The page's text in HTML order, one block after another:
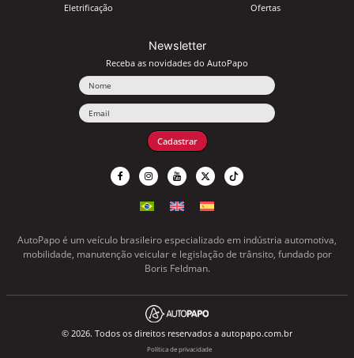
Eletrificação Ofertas
Newsletter
Receba as novidades do AutoPapo
Cadastrar
AutoPapo é um veículo brasileiro especializado em indústria automotiva,
mobilidade, manutenção veicular e legislação de trânsito, fundado por
Boris Feldman.
© 2026. Todos os direitos reservados a autopapo.com.br
Política de privacidade